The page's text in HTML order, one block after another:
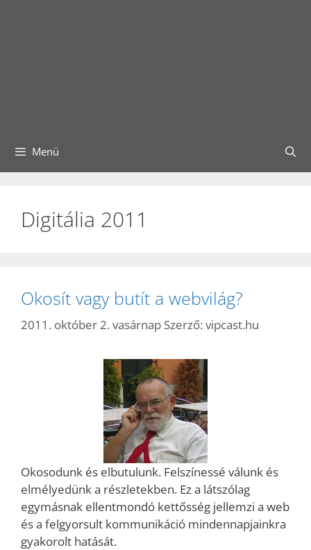
Menü
Digitália 2011
Okosít vagy butít a webvilág?
2011. október 2. vasárnap Szerző: vipcast.hu
Okosodunk és elbutulunk. Felszínessé válunk és
elmélyedünk a részletekben. Ez a látszólag
egymásnak ellentmondó kettősség jellemzi a web
és a felgyorsult kommunikáció mindennapjainkra
gyakorolt hatását.